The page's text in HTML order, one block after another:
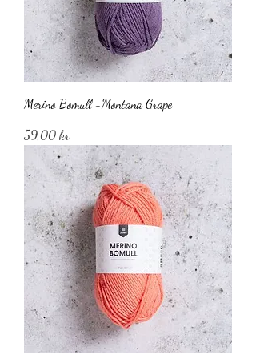
Merino Bomull -Montana Grape
Pris
59,00 kr